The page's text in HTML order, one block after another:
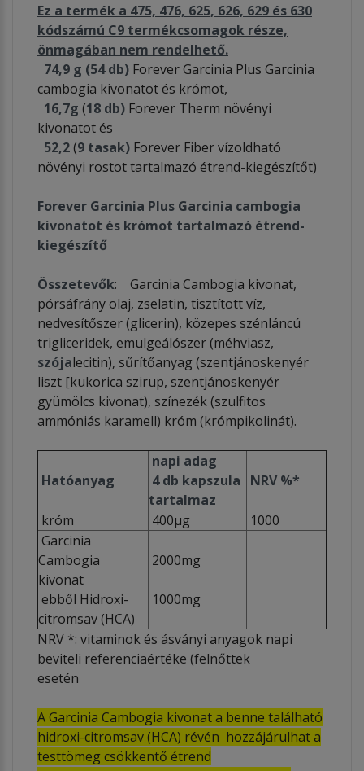
Ez a termék a 475, 476, 625, 626, 629 és 630
kódszámú C9 termékcsomagok része,
önmagában nem rendelhető.
74,9 g (54 db) Forever Garcinia Plus Garcinia
cambogia kivonatot és krómot,
16,7g (18 db) Forever Therm növényi
kivonatot és
52,2(9 tasak) Forever Fiber vízoldható
növényi rostot tartalmazó étrend-kiegészítőt)
Forever Garcinia Plus Garcinia cambogia
kivonatot és krómot tartalmazó étrend-
kiegészítő
Összetevők: Garcinia Cambogia kivonat,
pórsáfrány olaj, zselatin, tisztított víz,
nedvesítőszer (glicerin), közepes szénláncú
trigliceridek, emulgeálószer (méhviasz,
szójalecitin), sűrítőanyag (szentjánoskenyér
liszt [kukorica szirup, szentjánoskenyér
gyümölcs kivonat), színezék (szulfitos
ammóniás karamell) króm (krómpikolinát).
Hatóanyag
napi adag
4 db kapszula
tartalmaz
NRV %*
króm 400µg
1000
Garcinia
Cambogia
kivonat
ebből Hidroxi-
citromsav (HCA)
2000mg
1000mg
NRV *: vitaminok és ásványi anyagok napi
beviteli referenciaértéke (felnőttek
esetén
A Garcinia Cambogia kivonat a benne található
hidroxi-citromsav (HCA) révén hozzájárulhat a
testtömeg csökkentő étrend